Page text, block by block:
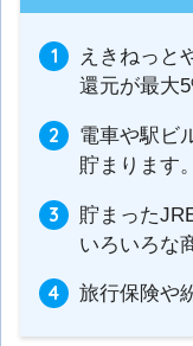
えきねっと
還元が最大
電車や駅ビ
貯まります。
貯まった
いろいろな
旅行保険や